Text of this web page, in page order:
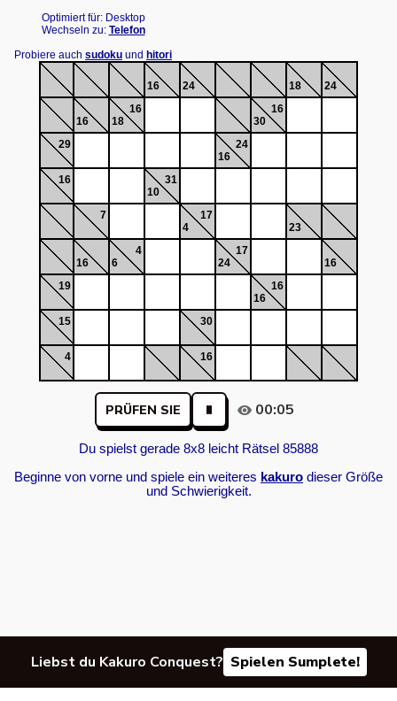
Optimiert für: Desktop
Wechseln zu: Telefon
Probiere auch sudoku und hitori
16 24 18 24
16
16
18
16
30
29
24
16
16
31
10
7
17
4
23
16
4
6
17
24
16
19
16
16
15
30
4 16
PRÜFEN SIE 00:05
Du spielst gerade 8x8 leicht Rätsel 85888
Beginne von vorne und spiele ein weiteres kakuro dieser Größe
und Schwierigkeit.
Liebst du Kakuro Conquest? Spielen Sumplete!